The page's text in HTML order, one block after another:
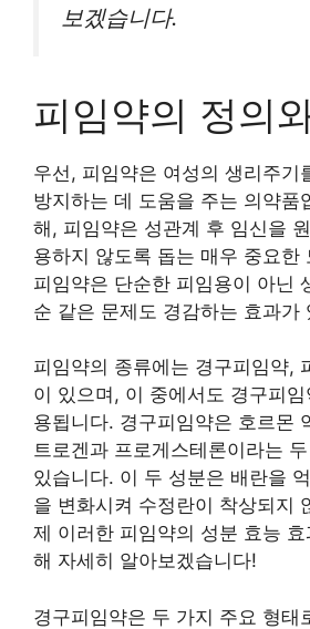
보겠습니다.
피임약의 정의
우선, 피임약은 여성의 생리주기
방지하는 데 도움을 주는 의약품
해, 피임약은 성관계 후 임신을
용하지 않도록 돕는 매우 중요한
피임약은 단순한 피임용이 아닌
순 같은 문제도 경감하는 효과가
피임약의 종류에는 경구피임약,
이 있으며, 이 중에서도 경구피
용됩니다. 경구피임약은 호르몬
트로겐과 프로게스테론이라는
있습니다. 이 두 성분은 배란을
을 변화시켜 수정란이 착상되지
제 이러한 피임약의 성분 효능
해 자세히 알아보겠습니다!
경구피임약은 두 가지 주요 형태